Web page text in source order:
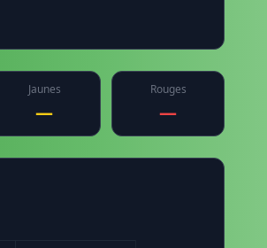
Jaunes
—
Rouges
—